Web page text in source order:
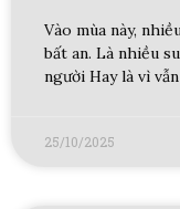
Vào mùa này,
bất an. Là nhiều
người Hay là vì
25/10/2025